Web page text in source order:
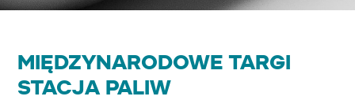
MIĘDZYNARODOWE TARGI
STACJA PALIW